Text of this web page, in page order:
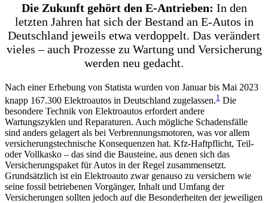
Die Zukunft gehört den E-Antrieben: In den
letzten Jahren hat sich der Bestand an E-Autos in
Deutschland jeweils etwa verdoppelt. Das verändert
vieles – auch Prozesse zu Wartung und Versicherung
werden neu gedacht.
Nach einer Erhebung von Statista wurden von Januar bis Mai 2023
knapp 167.300 Elektroautos in Deutschland zugelassen.1 Die
besondere Technik von Elektroautos erfordert andere
Wartungszyklen und Reparaturen. Auch mögliche Schadensfälle
sind anders gelagert als bei Verbrennungsmotoren, was vor allem
versicherungstechnische Konsequenzen hat. Kfz-Haftpflicht, Teil-
oder Vollkasko – das sind die Bausteine, aus denen sich das
Versicherungspaket für Autos in der Regel zusammensetzt.
Grundsätzlich ist ein Elektroauto zwar genauso zu versichern wie
seine fossil betriebenen Vorgänger, Inhalt und Umfang der
Versicherungen sollten jedoch auf die Besonderheiten der jeweiligen